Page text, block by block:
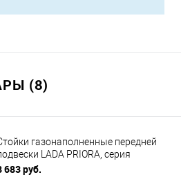
(8)
газонаполненные передней
LADA PRIORA, серия
683 руб.